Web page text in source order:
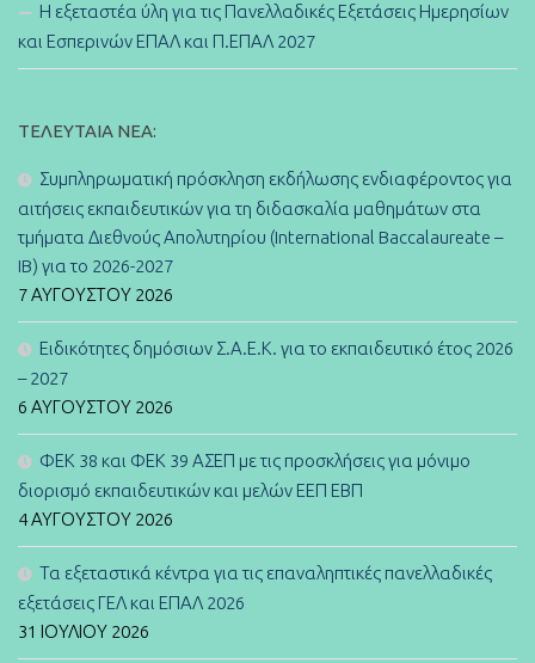
Η εξεταστέα ύλη για τις Πανελλαδικές Εξετάσεις Ημερησίων
και Εσπερινών ΕΠΑΛ και Π.ΕΠΑΛ 2027
ΤΕΛΕΥΤΑΊΑ ΝΈΑ:
Συμπληρωματική πρόσκληση εκδήλωσης ενδιαφέροντος για
αιτήσεις εκπαιδευτικών για τη διδασκαλία μαθημάτων στα
τμήματα Διεθνούς Απολυτηρίου (International Baccalaureate –
IB) για το 2026-2027
7 ΑΥΓΟΎΣΤΟΥ 2026
Ειδικότητες δημόσιων Σ.Α.Ε.Κ. για το εκπαιδευτικό έτος 2026
– 2027
6 ΑΥΓΟΎΣΤΟΥ 2026
ΦΕΚ 38 και ΦΕΚ 39 ΑΣΕΠ με τις προσκλήσεις για μόνιμο
διορισμό εκπαιδευτικών και μελών ΕΕΠ ΕΒΠ
4 ΑΥΓΟΎΣΤΟΥ 2026
Τα εξεταστικά κέντρα για τις επαναληπτικές πανελλαδικές
εξετάσεις ΓΕΛ και ΕΠΑΛ 2026
31 ΙΟΥΛΊΟΥ 2026